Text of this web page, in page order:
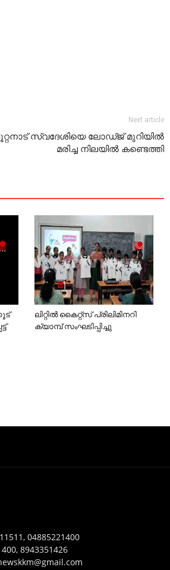
Next article
സ്വദേശിയെ ലോഡ്ജ് മുറിയില്‍
മരിച്ച നിലയില്‍ കണ്ടെത്തി
ലിറ്റില്‍ കൈറ്റ്‌സ് പ്രിലിമിനറി
ക്യാമ്പ് സംഘടിപ്പിച്ചു
04885221400
8943351426